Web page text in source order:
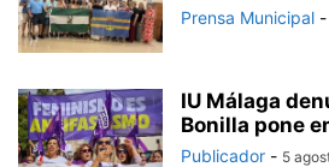
Prensa Municipal -
IU Málaga
Bonilla pone
Publicador - 5